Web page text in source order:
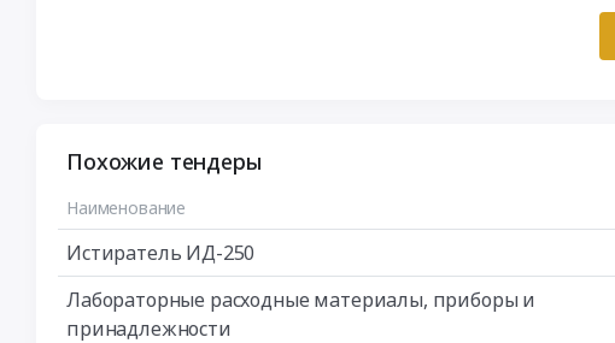
Похожие тендеры
Наименование
Истиратель ИД-250
Лабораторные расходные материалы, приборы и
принадлежности